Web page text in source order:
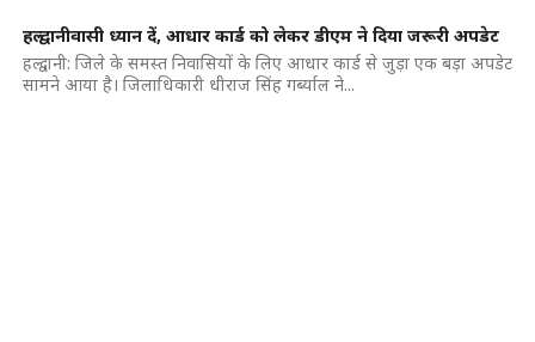
हल्द्वानीवासी ध्यान दें, आधार कार्ड को लेकर डीएम ने दिया जरूरी अपडेट
हल्द्वानी: जिले के समस्त निवासियों के लिए आधार कार्ड से जुड़ा एक बड़ा अपडेट
सामने आया है। जिलाधिकारी धीराज सिंह गर्ब्याल ने...